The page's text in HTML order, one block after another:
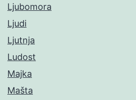
Ljubomora
Ljudi
Ljutnja
Ludost
Majka
Mašta